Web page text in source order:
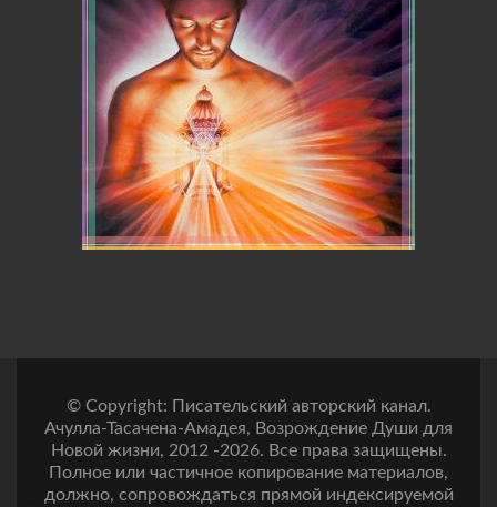
© Copyright: Писательский авторский канал.
Ачулла-Тасачена-Амадея, Возрождение Души для
Новой жизни, 2012 -2026. Все права защищены.
Полное или частичное копирование материалов,
должно, сопровождаться прямой индексируемой